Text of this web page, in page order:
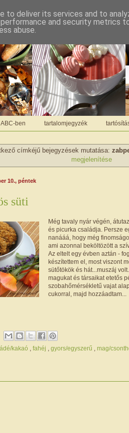
ben tartalomjegyzék
címkéjű bejegyzések mutatása:
megjelenítése
10., péntek
süti
Még tavaly nyár végén,
és picurka családja. Persze
nanááá, hogy még
ami azonnal beköltözött a
Az eltelt egy évben aztán -
készítettem el, most viszont
sütőtökök és hát...muszáj
magukat és társaikat etetős
szobahőmérsékletű vajat
cukorral, majd hozzáadtam...
kakaó fahéj gyors/egyszerű mag/
to deliver its services and to
and security metrics
abuse.